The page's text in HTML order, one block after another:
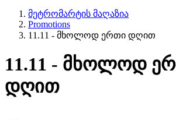
მეტრომარტის მაღაზია
Promotions
11.11 - მხოლოდ ერთი დღით
11.11 - მხოლოდ
დღით